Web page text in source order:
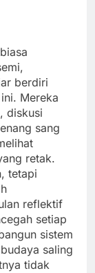
berdiri
Mereka
diskusi
sang
retak.
tetapi
reflektif
setiap
sistem
saling
tidak